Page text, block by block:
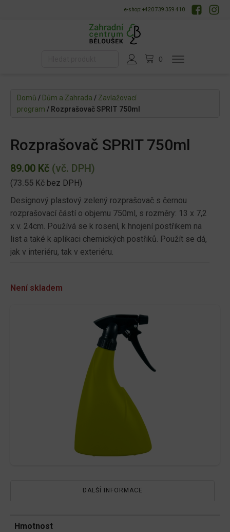
e-shop: +420 739 359 410
Domů / Dům a Zahrada / Zavlažovací
program / Rozprašovač SPRIT 750ml
Rozprašovač SPRIT 750ml
89.00 Kč (vč. DPH)
(73.55 Kč bez DPH)
Designový plastový zelený rozprašovač s černou
rozprašovací částí o objemu 750ml, s rozměry: 13 x 7,2
x v. 24cm. Používá se k rosení, k hnojení postřikem na
list a také k aplikaci chemických postřiků. Použít se dá,
jak v interiéru, tak v exteriéru.
Není skladem
DALŠÍ INFORMACE
Hmotnost